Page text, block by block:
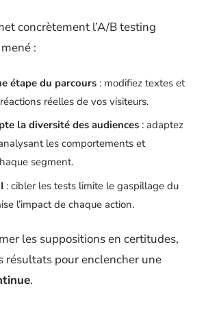
concrètement l’A/B testing
:
étape du parcours : modifiez textes et
réelles de vos visiteurs.
la diversité des audiences : adaptez
les comportements et
segment.
: cibler les tests limite le gaspillage du
l’impact de chaque action.
les suppositions en certitudes,
résultats pour enclencher une
.